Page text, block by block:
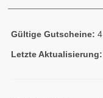
Gültige Gutscheine: 4
Letzte Aktualisierung: